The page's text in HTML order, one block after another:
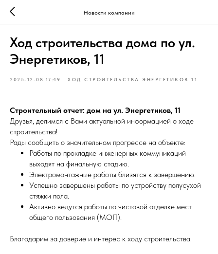
Новости компании
Ход строительства дома по ул.
Энергетиков, 11
2025-12-08 17:49 ХОД СТРОИТЕЛЬСТВА ЭНЕРГЕТИКОВ 11
Строительный отчет: дом на ул. Энергетиков, 11
Друзья, делимся с Вами актуальной информацией о ходе
строительства!
Рады сообщить о значительном прогрессе на объекте:
Работы по прокладке инженерных коммуникаций
выходят на финальную стадию.
Электромонтажные работы близятся к завершению.
Успешно завершены работы по устройству полусухой
стяжки пола.
Активно ведутся работы по чистовой отделке мест
общего пользования (МОП).
Благодарим за доверие и интерес к ходу строительства!